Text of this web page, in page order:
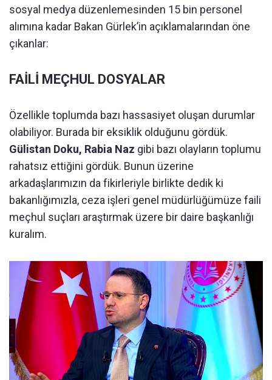
sosyal medya düzenlemesinden 15 bin personel
alımına kadar Bakan Gürlek’in açıklamalarından öne
çıkanlar:
FAİLİ MEÇHUL DOSYALAR
Özellikle toplumda bazı hassasiyet oluşan durumlar
olabiliyor. Burada bir eksiklik olduğunu gördük.
Gülistan Doku, Rabia Naz gibi bazı olayların toplumu
rahatsız ettiğini gördük. Bunun üzerine
arkadaşlarımızın da fikirleriyle birlikte dedik ki
bakanlığımızla, ceza işleri genel müdürlüğümüze faili
meçhul suçları araştırmak üzere bir daire başkanlığı
kuralım.